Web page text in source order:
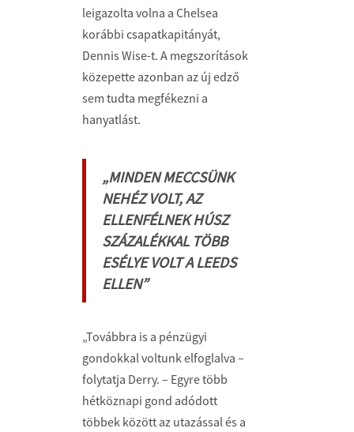
leigazolta volna a Chelsea
korábbi csapatkapitányát,
Dennis Wise-t. A megszorítások
közepette azonban az új edző
sem tudta megfékezni a
hanyatlást.
„MINDEN MECCSÜNK
NEHÉZ VOLT, AZ
ELLENFÉLNEK HÚSZ
SZÁZALÉKKAL TÖBB
ESÉLYE VOLT A LEEDS
ELLEN”
„Továbbra is a pénzügyi
gondokkal voltunk elfoglalva –
folytatja Derry. – Egyre több
hétköznapi gond adódott
többek között az utazással és a